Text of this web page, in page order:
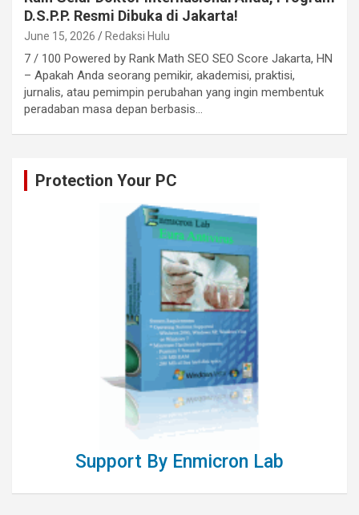
D.S.P.P. Resmi Dibuka di Jakarta!
June 15, 2026 Redaksi Hulu
7 / 100 Powered by Rank Math SEO SEO Score Jakarta, HN
– Apakah Anda seorang pemikir, akademisi, praktisi,
jurnalis, atau pemimpin perubahan yang ingin membentuk
peradaban masa depan berbasis…
Protection Your PC
Support By Enmicron Lab